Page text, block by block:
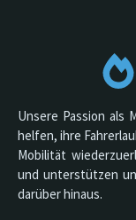
Unsere Passion als
helfen, ihre
Mobilität
und unterstützen
darüber hinaus.